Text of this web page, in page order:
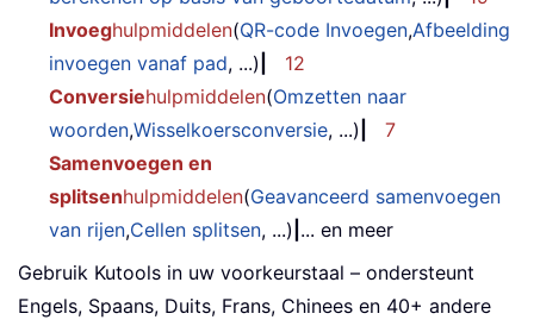
Invoeghulpmiddelen(QR-code Invoegen,Afbeelding
invoegen vanaf pad, ...)
12
Conversiehulpmiddelen(Omzetten naar
woorden,Wisselkoersconversie, ...)
7
Samenvoegen en
splitsenhulpmiddelen(Geavanceerd samenvoegen
van rijen,Cellen splitsen, ...) ... en meer
Gebruik Kutools in uw voorkeurstaal – ondersteunt
Engels, Spaans, Duits, Frans, Chinees en 40+ andere